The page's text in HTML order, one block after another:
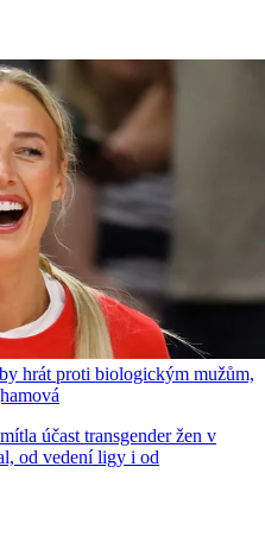
hrát proti biologickým mužům,
účast transgender žen v
od vedení ligy i od